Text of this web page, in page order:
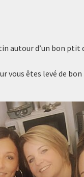
autour d’un bon ptit
vous êtes levé de